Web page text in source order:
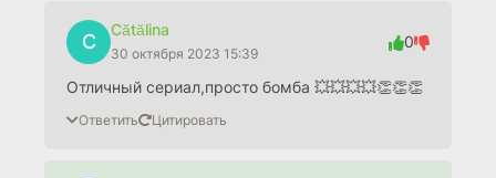
C
Cătălina
30 октября 2023 15:39
0
Отличный сериал,просто бомба 💥💥💥💥👏👏👏
Ответить Цитировать